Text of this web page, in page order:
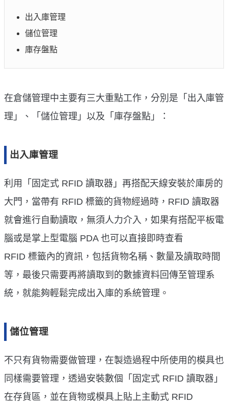
出入庫管理
儲位管理
庫存盤點
在倉儲管理中主要有三大重點工作，分別是「出入庫管
理」、「儲位管理」以及「庫存盤點」：
出入庫管理
利用「固定式 RFID 讀取器」再搭配天線安裝於庫房的
大門，當帶有 RFID 標籤的貨物經過時，RFID 讀取器
就會進行自動讀取，無須人力介入，如果有搭配平板電
腦或是掌上型電腦 PDA 也可以直接即時查看
RFID 標籤內的資訊，包括貨物名稱、數量及讀取時間
等，最後只需要再將讀取到的數據資料回傳至管理系
統，就能夠輕鬆完成出入庫的系統管理。
儲位管理
不只有貨物需要做管理，在製造過程中所使用的模具也
同樣需要管理，透過安裝數個「固定式 RFID 讀取器」
在存貨區，並在貨物或模具上貼上主動式 RFID